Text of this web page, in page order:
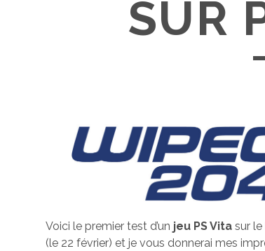
SUR
Voici le premier test d’un jeu PS Vita sur le
(le 22 février) et je vous donnerai mes